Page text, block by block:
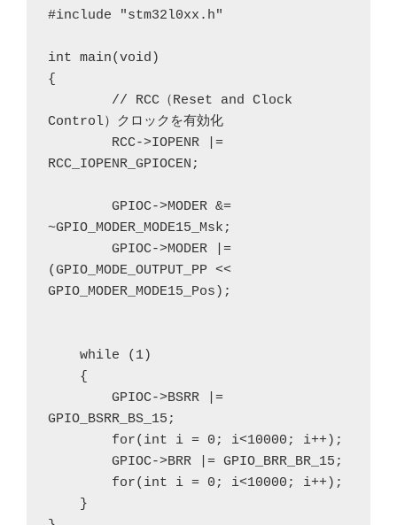
#include "stm32l0xx.h"
int main(void)
{
Control）クロックを有効化
RCC_IOPENR_GPIOCEN;
~GPIO_MODER_MODE15_Msk;
(GPIO_MODE_OUTPUT_PP <<
GPIO_MODER_MODE15_Pos);
GPIO_BSRR_BS_15;